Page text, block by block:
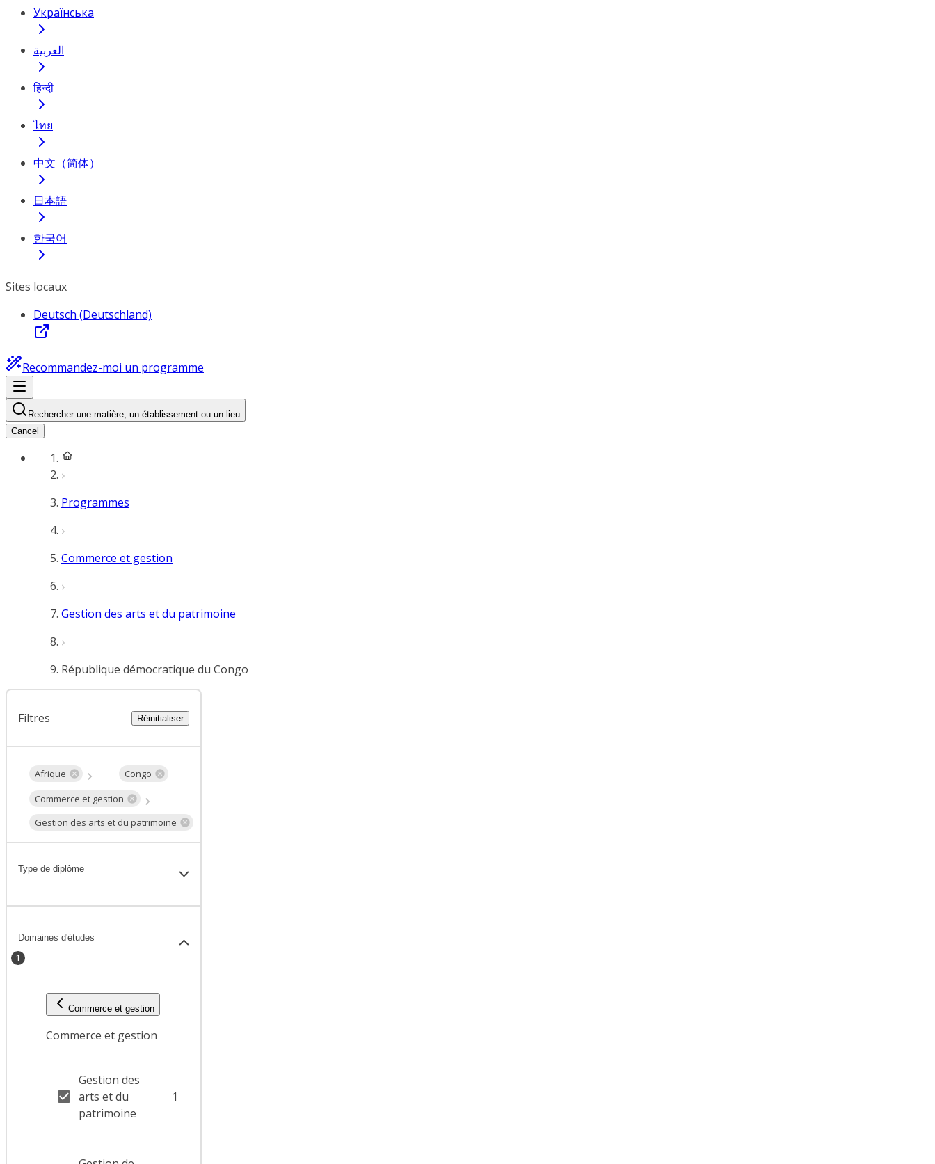
Українська
العربية
हिन्दी
ไทย
中文（简体）
日本語
한국어
Sites locaux
Deutsch (Deutschland)
Recommandez-moi un programme
Rechercher une matière, un établissement ou un lieu
Cancel
Programmes
Commerce et gestion
Gestion des arts et du patrimoine
République démocratique du Congo
Filtres Réinitialiser
Afrique
Congo
Commerce et gestion
Gestion des arts et du patrimoine
Type de diplôme
Domaines d'études
1
Commerce et gestion
Commerce et gestion
Gestion des
arts et du
patrimoine
1